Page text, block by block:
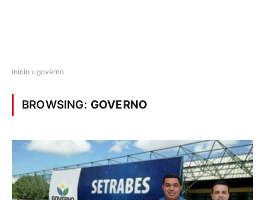
Início » governo
BROWSING: GOVERNO